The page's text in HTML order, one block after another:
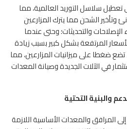
جائحة كوفيد-19 إلى تعطيل سلاسل التوريد العالمية، مما
وتأخير الشحن مما يترك المزارعين
الإصلاحات والتحديثات؛ وحتى عندما
المرتفعة بشكل كبير بسبب زيادة
ضغطا على ميزانيات المزارعين، مما
في الآلات الجديدة وصيانة المعدات
والبنية التحتية
إلى المرافق والمعدات الأساسية اللازمة